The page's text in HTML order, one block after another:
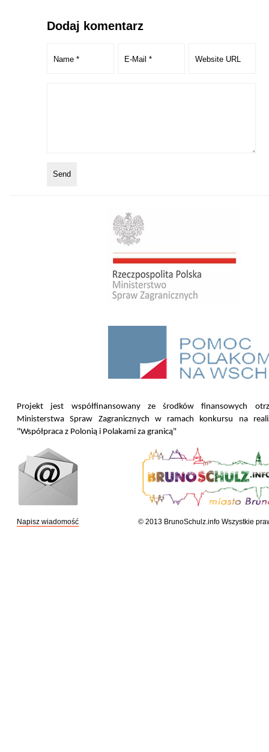
Dodaj komentarz
Projekt jest współfinansowany ze środków finansowych
Ministerstwa Spraw Zagranicznych w ramach konkursu na
"Współpraca z Polonią i Polakami za granicą"
Napisz wiadomość © 2013 BrunoSchulz.info Wszystkie